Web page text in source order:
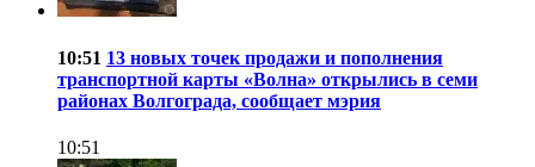
10:51 13 новых точек продажи и пополнения
транспортной карты «Волна» открылись в семи
районах Волгограда, сообщает мэрия
10:51